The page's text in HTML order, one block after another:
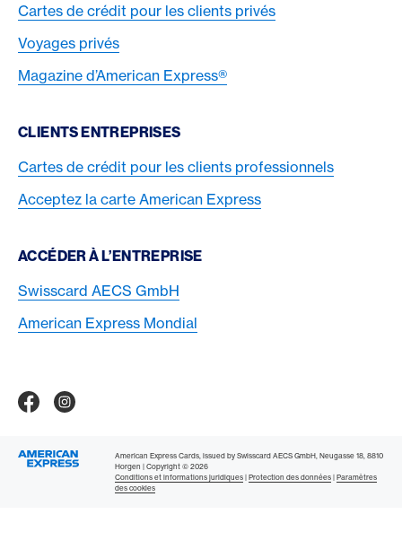
Cartes de crédit pour les clients privés
Voyages privés
Magazine d’American Express®
CLIENTS ENTREPRISES
Cartes de crédit pour les clients professionnels
Acceptez la carte American Express
ACCÉDER À L’ENTREPRISE
Swisscard AECS GmbH
American Express Mondial
American Express Switzerland auf Facebook
Logo & mentions légalesAmerican Express Cards, issued by Swisscard AECS GmbH, Neugasse 18, 8810
Horgen | Copyright © 2026
Conditions et informations juridiques | Protection des données | Paramètres
des cookies